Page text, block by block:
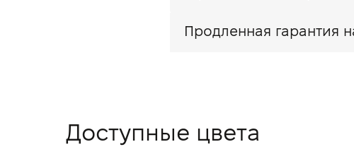
Продленная гарантия
Доступные цвета